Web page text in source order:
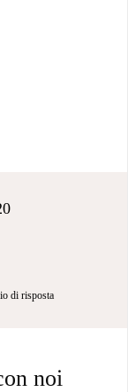
di risposta
noi